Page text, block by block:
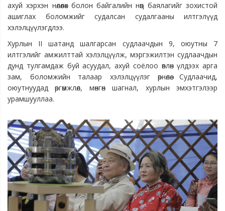
ахуй хэрхэн нөлөөлөх болон байгалийн нөөц баялагийг зохистой
ашиглах боломжийг судалсан судалгааны илтгэлүүд
хэлэлцүүлэгдлээ.
Хурлын II шатанд шалгарсан судлаачдын 9, оюутны 7
илтгэлийг амжилттай хэлэлцүүлж, мэргэжилтэн судлаачдын
дунд тулгамдаж буй асуудал, ахуй соёлоо өвлөн үлдээх арга
зам, боломжийн талаар хэлэлцүүлэг өрнөлөө. Судлаачид,
оюутнуудад өргөмжлөл, мөнгөн шагнал, хурлын эмхэтгэлээр
урамшууллаа.